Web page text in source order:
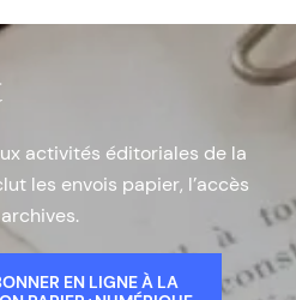
activités éditoriales de la
les envois papier, l’accès
EN LIGNE À LA